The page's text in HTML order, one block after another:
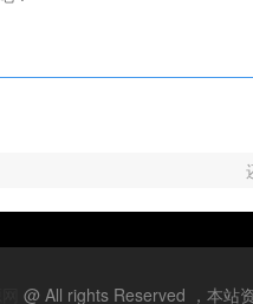
@ All rights Reserved ，本站